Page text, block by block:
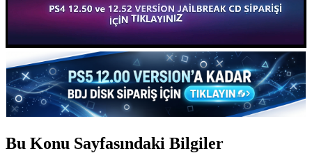
Bu Konu Sayfasındaki Bilgiler